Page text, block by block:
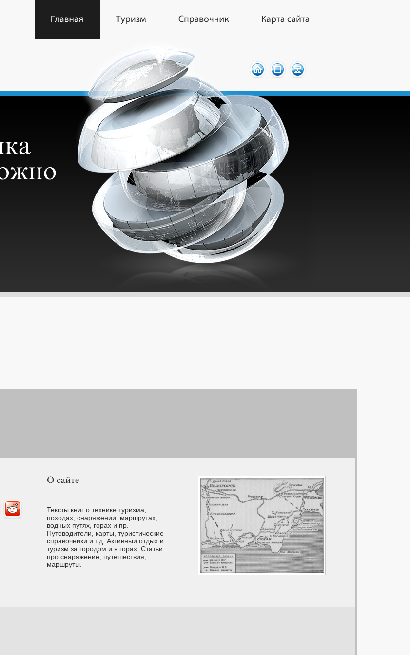
Тексты книг о технике туризма,
походах, снаряжении, маршрутах,
водных путях, горах и пр.
Путеводители, карты, туристические
справочники и т.д. Активный отдых и
туризм за городом и в горах. Cтатьи
про снаряжение, путешествия,
маршруты.